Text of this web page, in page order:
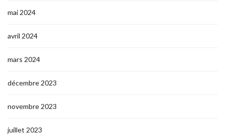
mai 2024
avril 2024
mars 2024
décembre 2023
novembre 2023
juillet 2023